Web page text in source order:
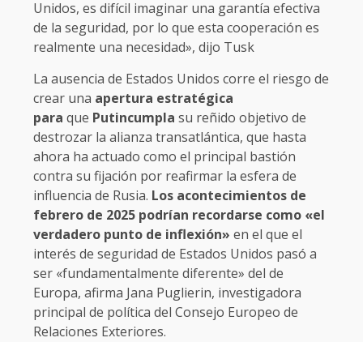
Unidos, es difícil imaginar una garantía efectiva
de la seguridad, por lo que esta cooperación es
realmente una necesidad», dijo Tusk
La ausencia de Estados Unidos corre el riesgo de
crear una apertura estratégica
para que Putincumpla su reñido objetivo de
destrozar la alianza transatlántica, que hasta
ahora ha actuado como el principal bastión
contra su fijación por reafirmar la esfera de
influencia de Rusia. Los acontecimientos de
febrero de 2025 podrían recordarse como «el
verdadero punto de inflexión» en el que el
interés de seguridad de Estados Unidos pasó a
ser «fundamentalmente diferente» del de
Europa, afirma Jana Puglierin, investigadora
principal de política del Consejo Europeo de
Relaciones Exteriores.